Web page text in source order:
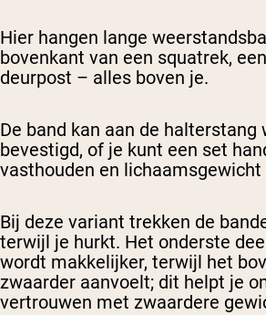
Hier hangen lange
bovenkant van een squatrek,
deurpost – alles boven je.
De band kan aan de halterstang
bevestigd, of je kunt een set
vasthouden en lichaamsgewicht
Bij deze variant trekken de
terwijl je hurkt. Het onderste
wordt makkelijker, terwijl het
zwaarder aanvoelt; dit helpt je
vertrouwen met zwaardere